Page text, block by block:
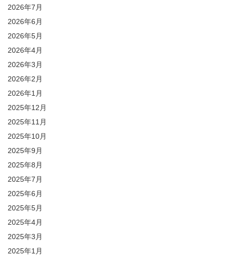
2026年7月
2026年6月
2026年5月
2026年4月
2026年3月
2026年2月
2026年1月
2025年12月
2025年11月
2025年10月
2025年9月
2025年8月
2025年7月
2025年6月
2025年5月
2025年4月
2025年3月
2025年1月